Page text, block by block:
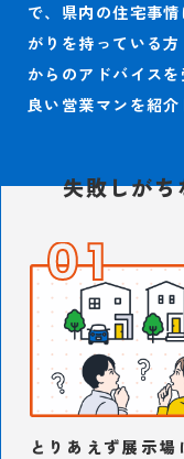
で、県内の住宅事情
がりを持っている方
からのアドバイス
良い営業マンを紹介
失敗しが
01
とりあえず展示場